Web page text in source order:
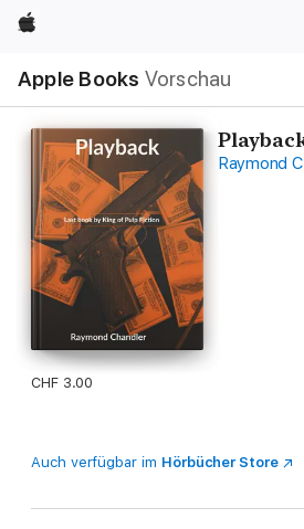
Apple
Apple Books Vorschau
Navigation
Menü
öffnen
Raymond
CHF 3.00
Auch verfügbar im Hörbücher Store